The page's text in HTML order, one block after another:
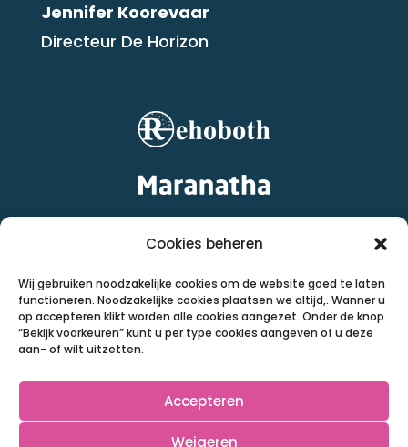
Cookies beheren
Wij gebruiken noodzakelijke cookies om de website goed te laten
functioneren. Noodzakelijke cookies plaatsen we altijd,. Wanner u
op accepteren klikt worden alle cookies aangezet. Onder de knop
“Bekijk voorkeuren” kunt u per type cookies aangeven of u deze
aan- of wilt uitzetten.
Accepteren
Weigeren
Jennifer Koorevaar
Directeur De Horizon